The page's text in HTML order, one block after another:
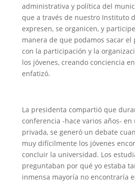
administrativa y política del
que a través de nuestro Instituto
expresen, se organicen, y
manera de que podamos sacar el
con la participación y la
los jóvenes, creando conciencia
enfatizó.
La presidenta compartió que
conferencia -hace varios años-
privada, se generó un debate
muy difícilmente los jóvenes
concluir la universidad. Los
preguntaban por qué yo estaba
inmensa mayoría no encontraría